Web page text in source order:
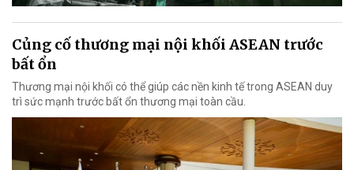
Củng cố thương mại nội khối ASEAN trước
bất ổn
Thương mại nội khối có thể giúp các nền kinh tế trong ASEAN duy
trì sức mạnh trước bất ổn thương mại toàn cầu.